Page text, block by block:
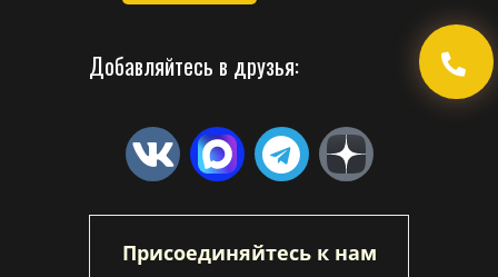
Добавляйтесь в друзья:
Присоединяйтесь к нам